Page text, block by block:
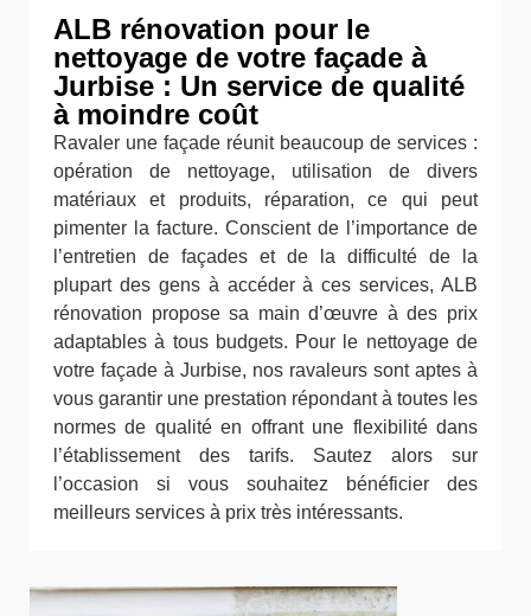
ALB rénovation pour le
nettoyage de votre façade à
Jurbise : Un service de qualité
à moindre coût
Ravaler une façade réunit beaucoup de services :
opération de nettoyage, utilisation de divers
matériaux et produits, réparation, ce qui peut
pimenter la facture. Conscient de l’importance de
l’entretien de façades et de la difficulté de la
plupart des gens à accéder à ces services, ALB
rénovation propose sa main d’œuvre à des prix
adaptables à tous budgets. Pour le nettoyage de
votre façade à Jurbise, nos ravaleurs sont aptes à
vous garantir une prestation répondant à toutes les
normes de qualité en offrant une flexibilité dans
l’établissement des tarifs. Sautez alors sur
l’occasion si vous souhaitez bénéficier des
meilleurs services à prix très intéressants.